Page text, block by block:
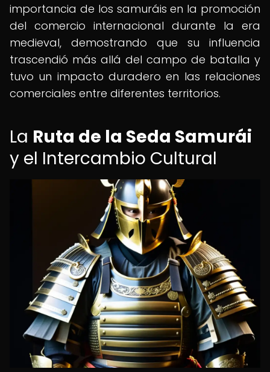
importancia de los samuráis en la promoción
del comercio internacional durante la era
medieval, demostrando que su influencia
trascendió más allá del campo de batalla y
tuvo un impacto duradero en las relaciones
comerciales entre diferentes territorios.
La Ruta de la Seda Samurái
y el Intercambio Cultural